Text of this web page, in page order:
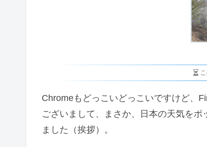
Chromeもどっこいどっこいですけど、
ございまして、まさか、日本の天気を
ました（挨拶）。